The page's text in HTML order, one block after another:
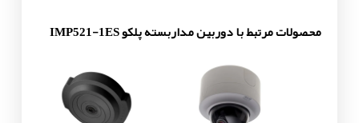
محصولات مرتبط با دوربین مداربسته پلکو IMP521-1ES